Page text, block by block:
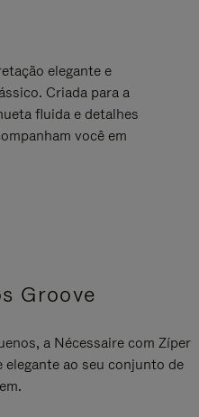
elegante e
Criada para a
fluida e detalhes
você em
Groove
a Nécessaire com Zíper
elegante ao seu conjunto de